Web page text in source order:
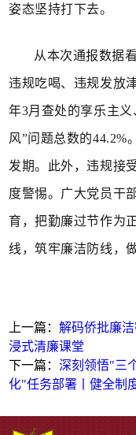
姿态坚持打下去。
从本次通报数据
违规吃喝、违规发放
年3月查处的享乐主义
风”问题总数的44.2%
发期。此外，违规接
度警惕。广大党员干
育，把勤廉过节作为
线，筑牢廉洁防线，
上一篇：解码侨批廉
浸式清廉课堂
下一篇：深刻领悟"三
化"任务部署丨健全制